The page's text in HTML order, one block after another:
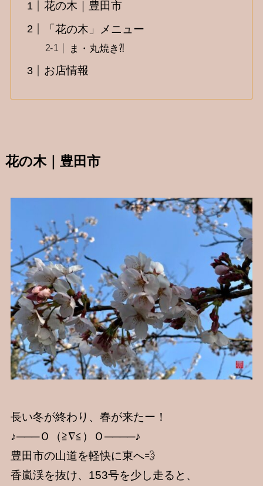
花の木｜豊田市
「花の木」メニュー
ま・丸焼き⁈
お店情報
花の木｜豊田市
長い冬が終わり、春が来たー！
♪───Ｏ（≧∇≦）Ｏ────♪
豊田市の山道を軽快に東へ💨
香嵐渓を抜け、153号を少し走ると、